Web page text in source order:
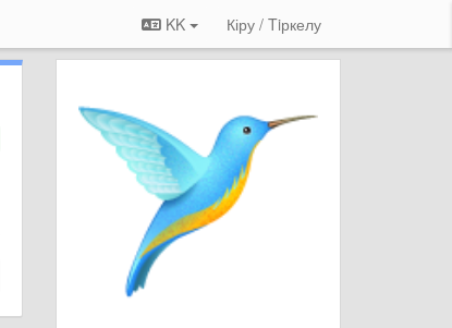
KK Кіру / Tiркелу